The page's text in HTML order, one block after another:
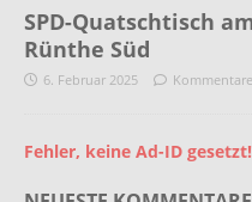
SPD-Quatschtisch
Rünthe Süd
6. Februar 2025
Fehler, keine Ad-ID